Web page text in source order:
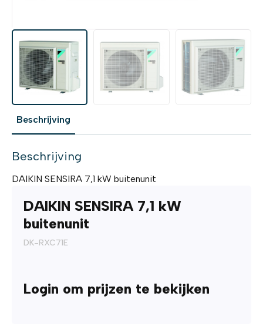
Beschrijving
Beschrijving
DAIKIN SENSIRA 7,1 kW buitenunit
DAIKIN SENSIRA 7,1 kW
buitenunit
DK-RXC71E
Login om prijzen te bekijken